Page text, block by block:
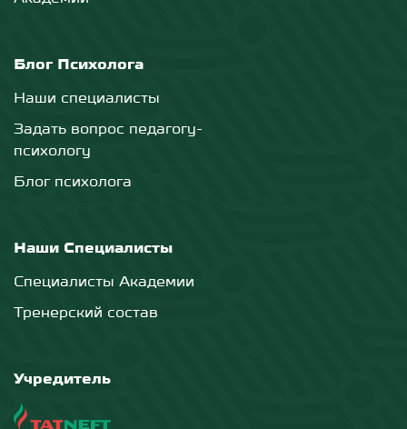
Блог Психолога
Наши специалисты
Задать вопрос педагогу-
психологу
Блог психолога
Наши Специалисты
Специалисты Академии
Тренерский состав
Учредитель